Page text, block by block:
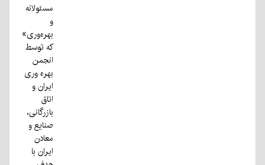
مسئولانه
و
بهره‌وری»
که توسط
انجمن
بهره وری
ایران و
اتاق
بازرگانی،
صنایع و
معادن
ایران با